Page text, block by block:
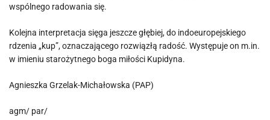
wspólnego radowania się.
Kolejna interpretacja sięga jeszcze głębiej, do indoeuropejskiego
rdzenia „kup”, oznaczającego rozwiązłą radość. Występuje on m.in.
w imieniu starożytnego boga miłości Kupidyna.
Agnieszka Grzelak-Michałowska (PAP)
agm/ par/